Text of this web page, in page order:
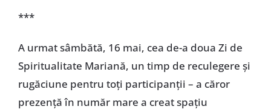
***
A urmat sâmbătă, 16 mai, cea de-a doua Zi de
Spiritualitate Mariană, un timp de reculegere și
rugăciune pentru toți participanții – a căror
prezență în număr mare a creat spațiu